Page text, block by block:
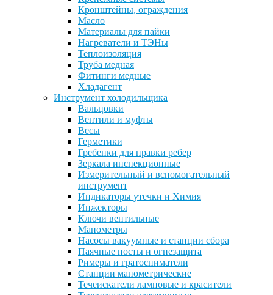
Кронштейны, ограждения
Масло
Материалы для пайки
Нагреватели и ТЭНы
Теплоизоляция
Труба медная
Фитинги медные
Хладагент
Инструмент холодильщика
Вальцовки
Вентили и муфты
Весы
Герметики
Гребенки для правки ребер
Зеркала инспекционные
Измерительный и вспомогательный
инструмент
Индикаторы утечки и Химия
Инжекторы
Ключи вентильные
Манометры
Насосы вакуумные и станции сбора
Паячные посты и огнезащита
Римеры и гратосниматели
Станции манометрические
Течеискатели ламповые и красители